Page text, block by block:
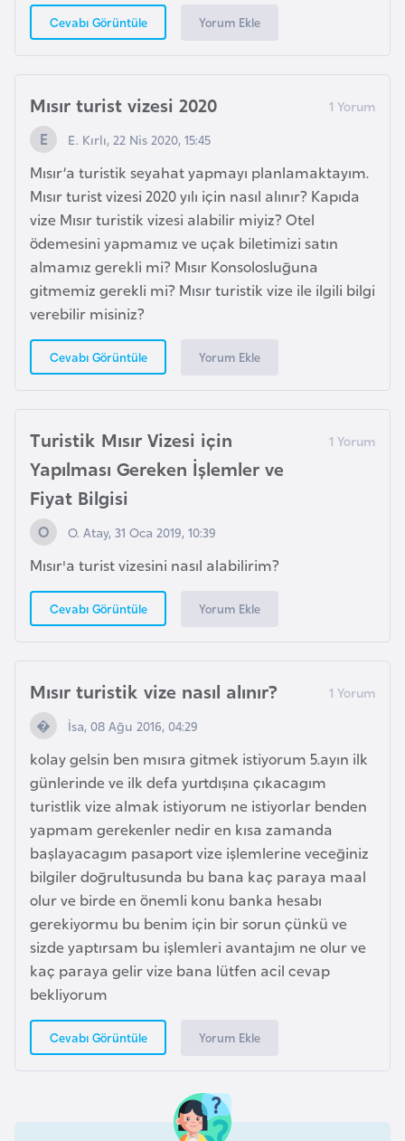
Cevabı Görüntüle Yorum Ekle
Mısır turist vizesi 2020
E. Kırlı, 22 Nis 2020, 15:45
Mısır’a turistik seyahat yapmayı planlamaktayım.
Mısır turist vizesi 2020 yılı için nasıl alınır? Kapıda
vize Mısır turistik vizesi alabilir miyiz? Otel
ödemesini yapmamız ve uçak biletimizi satın
almamız gerekli mi? Mısır Konsolosluğuna
gitmemiz gerekli mi? Mısır turistik vize ile ilgili bilgi
verebilir misiniz?
Cevabı Görüntüle Yorum Ekle
Turistik Mısır Vizesi için
Yapılması Gereken İşlemler ve
Fiyat Bilgisi
O. Atay, 31 Oca 2019, 10:39
Mısır'a turist vizesini nasıl alabilirim?
Cevabı Görüntüle Yorum Ekle
Mısır turistik vize nasıl alınır?
İsa, 08 Ağu 2016, 04:29
kolay gelsin ben mısıra gitmek istiyorum 5.ayın ilk
günlerinde ve ilk defa yurtdışına çıkacagım
turistlik vize almak istiyorum ne istiyorlar benden
yapmam gerekenler nedir en kısa zamanda
başlayacagım pasaport vize işlemlerine veceğiniz
bilgiler doğrultusunda bu bana kaç paraya maal
olur ve birde en önemli konu banka hesabı
gerekiyormu bu benim için bir sorun çünkü ve
sizde yaptırsam bu işlemleri avantajım ne olur ve
kaç paraya gelir vize bana lütfen acil cevap
bekliyorum
Cevabı Görüntüle Yorum Ekle
e
y
K
o
r
e
G
ü
n
e
y
S
u
d
a
n
G
u
y
a
n
a
H
i
n
d
i
s
t
a
n
H
ı
r
v
a
t
i
s
t
a